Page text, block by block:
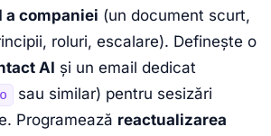
a companiei (un document scurt,
roluri, escalare). Definește o
AI și un email dedicat
sau similar) pentru sesizări
Programează reactualizarea